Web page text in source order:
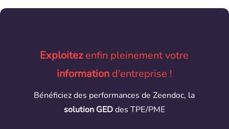
Exploitezenfin pleinement votre
informationd'entreprise !
Bénéficiez des performances de Zeendoc, la
solution GEDdes TPE/PME